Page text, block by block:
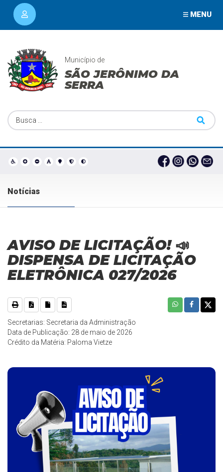
MENU
Município de
SÃO JERÔNIMO DA
SERRA
Notícias
AVISO DE LICITAÇÃO! 📣
DISPENSA DE LICITAÇÃO
ELETRÔNICA 027/2026
Secretarias: Secretaria da Administração
Data de Publicação: 28 de maio de 2026
Crédito da Matéria: Paloma Vietze